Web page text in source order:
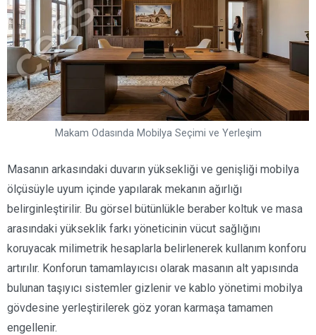
Makam Odasında Mobilya Seçimi ve Yerleşim
Masanın arkasındaki duvarın yüksekliği ve genişliği mobilya
ölçüsüyle uyum içinde yapılarak mekanın ağırlığı
belirginleştirilir. Bu görsel bütünlükle beraber koltuk ve masa
arasındaki yükseklik farkı yöneticinin vücut sağlığını
koruyacak milimetrik hesaplarla belirlenerek kullanım konforu
artırılır. Konforun tamamlayıcısı olarak masanın alt yapısında
bulunan taşıyıcı sistemler gizlenir ve kablo yönetimi mobilya
gövdesine yerleştirilerek göz yoran karmaşa tamamen
engellenir.